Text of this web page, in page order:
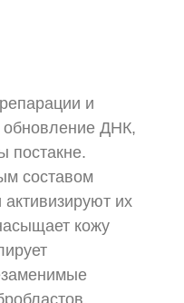
и
обновление ДНК,
постакне.
составом
их
кожу